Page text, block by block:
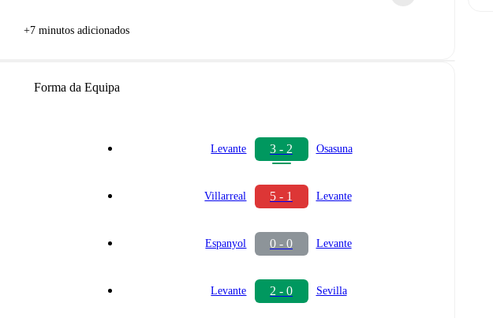
+7 minutos adicionados
Forma da Equipa
Levante 3 - 2 Osasuna
Villarreal 5 - 1 Levante
Espanyol 0 - 0 Levante
Levante 2 - 0 Sevilla